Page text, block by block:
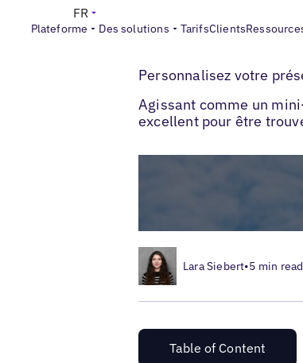
Plateforme Des solutions TarifsClients
FR
Blogs> SEO local>
Personnalisez votre
Agissant comme un
excellent pour être
Lara Siebert•5 min read
Table of Content